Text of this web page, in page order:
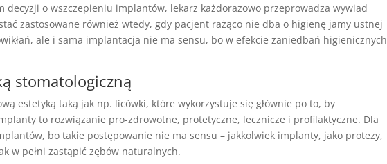
decyzji o wszczepieniu implantów, lekarz każdorazowo przeprowadza wywiad
zastosowane również wtedy, gdy pacjent rażąco nie dba o higienę jamy ustnej
ale i sama implantacja nie ma sensu, bo w efekcie zaniedbań higienicznych
stomatologiczną
estetyką taką jak np. licówki, które wykorzystuje się głównie po to, by
to rozwiązanie pro-zdrowotne, protetyczne, lecznicze i profilaktyczne. Dla
bo takie postępowanie nie ma sensu – jakkolwiek implanty, jako protezy,
w pełni zastąpić zębów naturalnych.